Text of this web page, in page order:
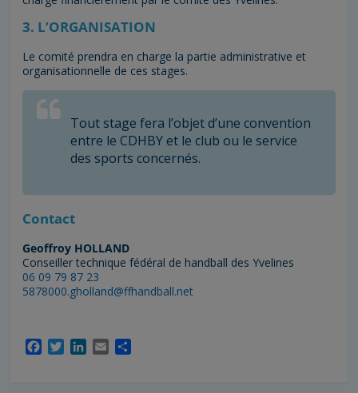
3. L’ORGANISATION
Le comité prendra en charge la partie administrative et
organisationnelle de ces stages.
Tout stage fera l’objet d’une convention
entre le CDHBY et le club ou le service
des sports concernés.
Contact
Geoffroy HOLLAND
Conseiller technique fédéral de handball des Yvelines
06 09 79 87 23
5878000.gholland@ffhandball.net
T